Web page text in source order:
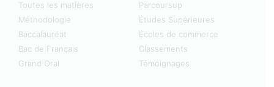
Toutes les matières
Méthodologie
Baccalauréat
Bac de Français
Grand Oral
Parcoursup
Études Supérieures
Écoles de commerce
Classements
Témoignages